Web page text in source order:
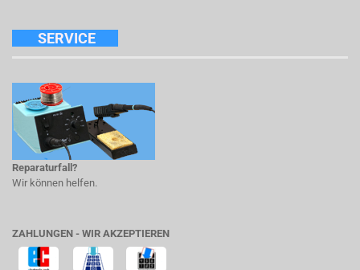
SERVICE
Reparaturfall?
Wir können helfen.
ZAHLUNGEN - WIR AKZEPTIEREN